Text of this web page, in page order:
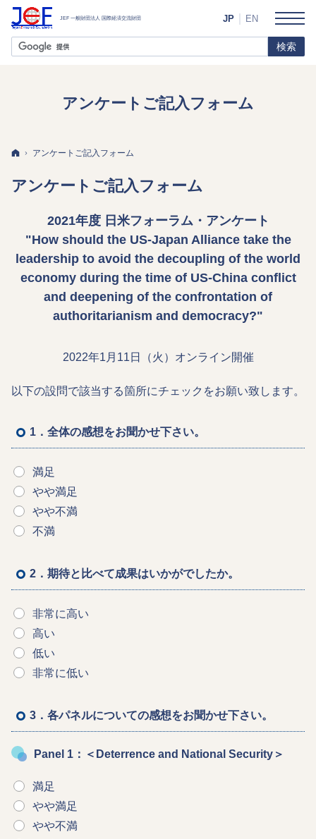
アンケートご記入フォーム
ホーム
アンケートご記入フォーム
アンケートご記入フォーム
2021年度 日米フォーラム・アンケート
"How should the US-Japan Alliance take the
leadership to avoid the decoupling of the world
economy during the time of US-China conflict
and deepening of the confrontation of
authoritarianism and democracy?"
2022年1月11日（火）オンライン開催
以下の設問で該当する箇所にチェックをお願い致します。
1．全体の感想をお聞かせ下さい。
満足
やや満足
やや不満
不満
2．期待と比べて成果はいかがでしたか。
非常に高い
高い
低い
非常に低い
3．各パネルについての感想をお聞かせ下さい。
Panel 1：＜Deterrence and National Security＞
満足
やや満足
やや不満
JP EN